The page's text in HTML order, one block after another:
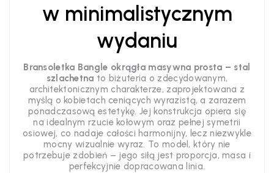
w minimalistycznym
wydaniu
Bransoletka Bangle okrągła masywna prosta – stal
szlachetna to biżuteria o zdecydowanym,
architektonicznym charakterze, zaprojektowana z
myślą o kobietach ceniących wyrazistą, a zarazem
ponadczasową estetykę. Jej konstrukcja opiera się
na idealnym rzucie kołowym oraz pełnej symetrii
osiowej, co nadaje całości harmonijny, lecz niezwykle
mocny wizualnie wyraz. To model, który nie
potrzebuje zdobień – jego siłą jest proporcja, masa i
perfekcyjnie dopracowana linia.